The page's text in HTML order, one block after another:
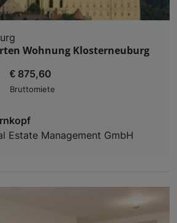
Wohnung Klosterneuburg
€ 875,60
Bruttomiete
Estate Management GmbH